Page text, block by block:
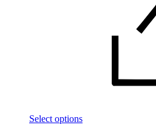
Select options